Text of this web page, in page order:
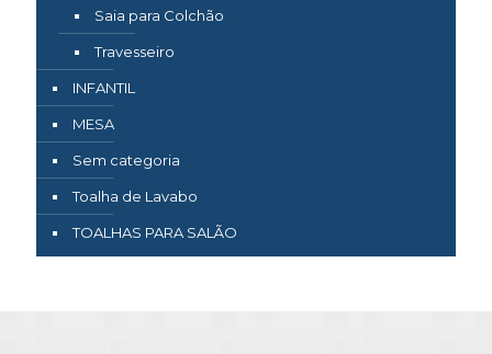
Saia para Colchão
Travesseiro
INFANTIL
MESA
Sem categoria
Toalha de Lavabo
TOALHAS PARA SALÃO